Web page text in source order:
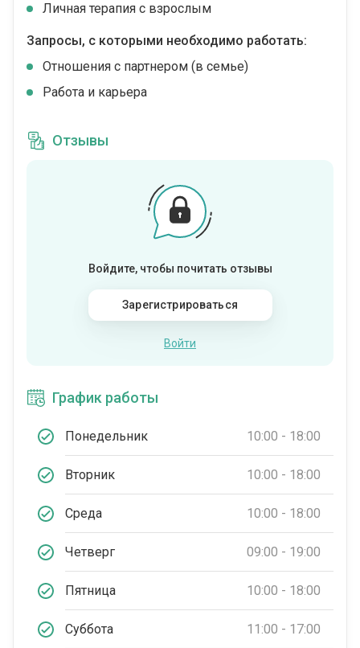
Личная терапия с взрослым
Запросы, с которыми необходимо работать:
Отношения с партнером (в семье)
Работа и карьера
Отзывы
Войдите, чтобы почитать отзывы
Зарегистрироваться
Войти
График работы
Понедельник 10:00 - 18:00
Вторник 10:00 - 18:00
Среда 10:00 - 18:00
Четверг 09:00 - 19:00
Пятница 10:00 - 18:00
Суббота 11:00 - 17:00